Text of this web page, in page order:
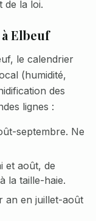
de la loi.
Elbeuf
, le calendrier
(humidité,
des
lignes :
septembre. Ne
et août, de
la taille-haie.
an en juillet-août